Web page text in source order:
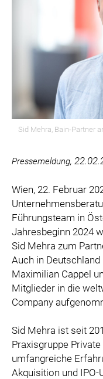
WIENER SKIVERBAND
DIE TAFEL ÖSTERREICH
KAMPAGNE: WIR SIND
MARKUS BREITENECKER
DOWNLOADS
PRESSEKONTAKT
Sid Mehra, Bain-Partner
Pressemeldung,
Wien, 22. Februar
Führungsteam in
Jahresbeginn 2024
Sid Mehra zum
Auch in
Maximilian Cappel
Mitglieder in die
Company
Sid Mehra ist seit
Praxisgruppe
umfangreiche
Akquisition und